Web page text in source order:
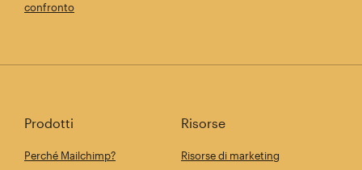
confronto
Prodotti
Perché Mailchimp?
Risorse
Risorse di marketing